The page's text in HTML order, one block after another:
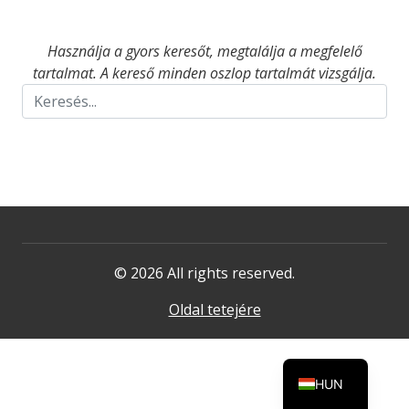
Használja a gyors keresőt, megtalálja a megfelelő
tartalmat. A kereső minden oszlop tartalmát vizsgálja.
© 2026 All rights reserved.
Oldal tetejére
HUN